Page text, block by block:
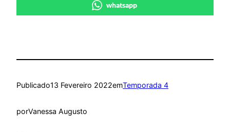
whatsapp
Publicado13 Fevereiro 2022emTemporada 4
porVanessa Augusto